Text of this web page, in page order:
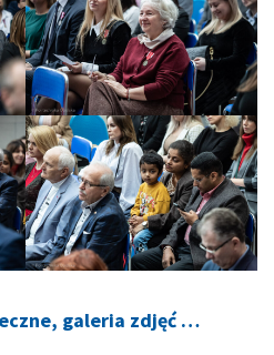
galeria zdjęć …